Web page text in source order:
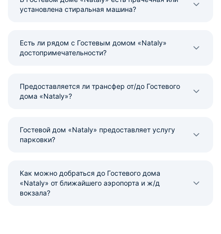
установлена стиральная машина?
Есть ли рядом с Гостевым домом «Nataly»
достопримечательности?
Предоставляется ли трансфер от/до Гостевого
дома «Nataly»?
Гостевой дом «Nataly» предоставляет услугу
парковки?
Как можно добраться до Гостевого дома
«Nataly» от ближайшего аэропорта и ж/д
вокзала?